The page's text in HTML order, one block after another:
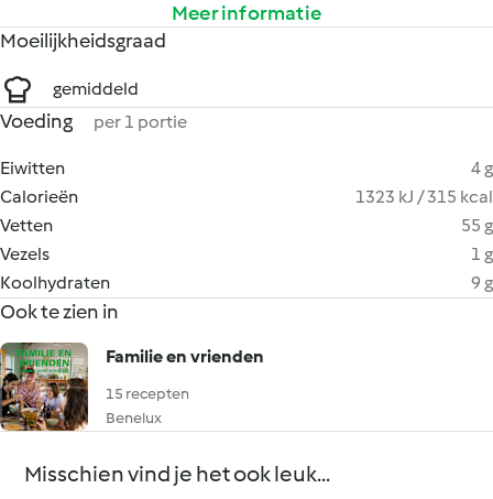
Meer informatie
Moeilijkheidsgraad
gemiddeld
Voeding per 1 portie
Eiwitten
4 g
Calorieën
1323 kJ / 315 kcal
Vetten
55 g
Vezels
1 g
Koolhydraten
9 g
Ook te zien in
Familie en vrienden
15 recepten
Benelux
Misschien vind je het ook leuk...